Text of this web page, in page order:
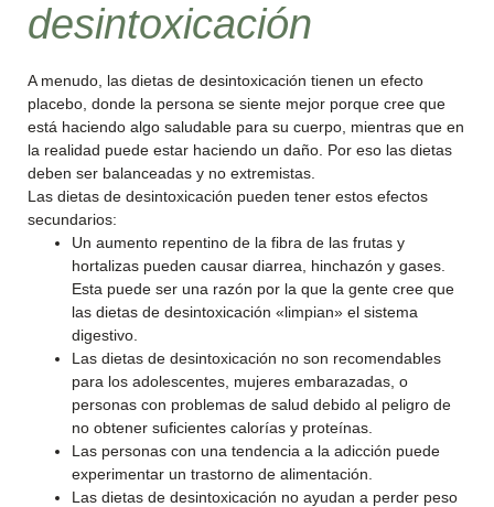
desintoxicación
A menudo, las dietas de desintoxicación tienen un efecto
placebo, donde la persona se siente mejor porque cree que
está haciendo algo saludable para su cuerpo, mientras que en
la realidad puede estar haciendo un daño. Por eso las dietas
deben ser balanceadas y no extremistas.
Las dietas de desintoxicación pueden tener estos efectos
secundarios:
Un aumento repentino de la fibra de las frutas y
hortalizas pueden causar diarrea, hinchazón y gases.
Esta puede ser una razón por la que la gente cree que
las dietas de desintoxicación «limpian» el sistema
digestivo.
Las dietas de desintoxicación no son recomendables
para los adolescentes, mujeres embarazadas, o
personas con problemas de salud debido al peligro de
no obtener suficientes calorías y proteínas.
Las personas con una tendencia a la adicción puede
experimentar un trastorno de alimentación.
Las dietas de desintoxicación no ayudan a perder peso